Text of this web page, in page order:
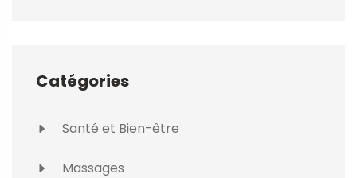
Catégories
Santé et Bien-être
Massages